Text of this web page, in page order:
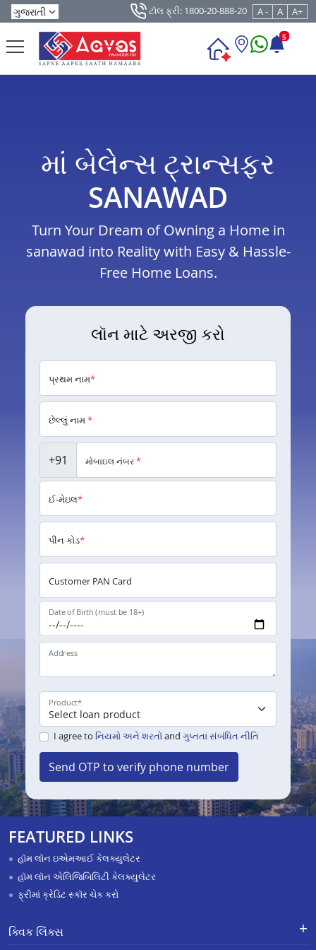
ટૉલ ફ્રી: 1800-20-888-20 A - A A+
5
માં બેલેન્સ ટ્રાન્સફર
SANAWAD
Turn Your Dream of Owning a Home in
sanawad into Reality with Easy & Hassle-
Free Home Loans.
લૉન માટે અરજી કરો
પ્રથમ નામ*
છેલ્લું નામ*
+91 મોબાઇલ નંબર*
ઈ-મેઇલ*
પીન કોડ*
Customer PAN Card
Date of Birth (must be 18+)
Address
Product*
I agree to નિયમો અને શરતોand ગુપ્તતા સંબંધિત નીતિ
Send OTP to verify phone number
FEATURED LINKS
હૉમ લૉન ઇએમઆઈ કેલક્યુલેટર
હૉમ લૉન એલિજિબિલિટી કેલક્યુલેટર
ફ્રીમાં ક્રેડિટ સ્કૉર ચેક કરો
ક્વિક લિંક્સ